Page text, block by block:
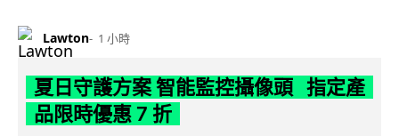
Lawton 1 小時
夏日守護方案 智能監控攝像頭 指定產
品限時優惠 7 折